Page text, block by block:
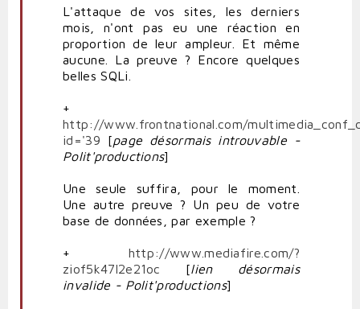
L'attaque de vos sites, les derniers
mois, n'ont pas eu une réaction en
proportion de leur ampleur. Et même
aucune. La preuve ? Encore quelques
belles SQLi.
+
http://www.frontnational.com/
id='39 [page désormais introuvable -
Polit'productions]
Une seule suffira, pour le moment.
Une autre preuve ? Un peu de votre
base de données, par exemple ?
+ http://www.mediafire.com/?
ziof5k47l2e21oc
[lien désormais
invalide - Polit'productions]